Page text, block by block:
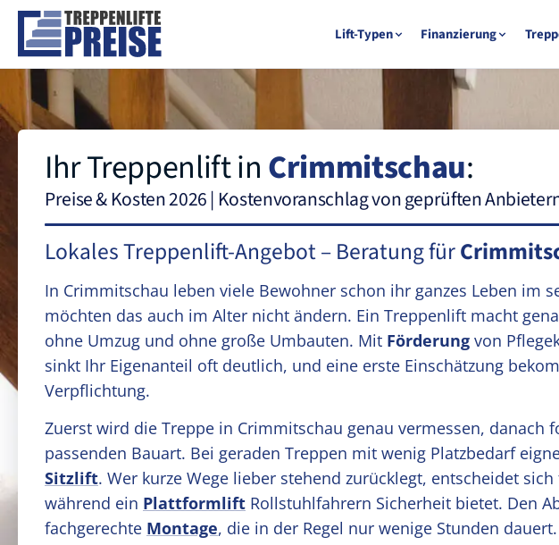
Lift-Typen Finanzierung
Ihr Treppenlift inCrimmitschau:
Preise & Kosten 2026 | Kostenvoranschlag von geprüften
Lokales Treppenlift-Angebot – Beratung für
In Crimmitschau leben viele Bewohner schon ihr ganzes Leben im
möchten das auch im Alter nicht ändern. Ein Treppenlift macht
ohne Umzug und ohne große Umbauten. Mit Förderung von
sinkt Ihr Eigenanteil oft deutlich, und eine erste Einschätzung
Verpflichtung.
Zuerst wird die Treppe in Crimmitschau genau vermessen, danach
passenden Bauart. Bei geraden Treppen mit wenig Platzbedarf
Sitzlift. Wer kurze Wege lieber stehend zurücklegt, entscheidet
während ein Plattformlift Rollstuhlfahrern Sicherheit bietet. Den
fachgerechte Montage, die in der Regel nur wenige Stunden dauert.